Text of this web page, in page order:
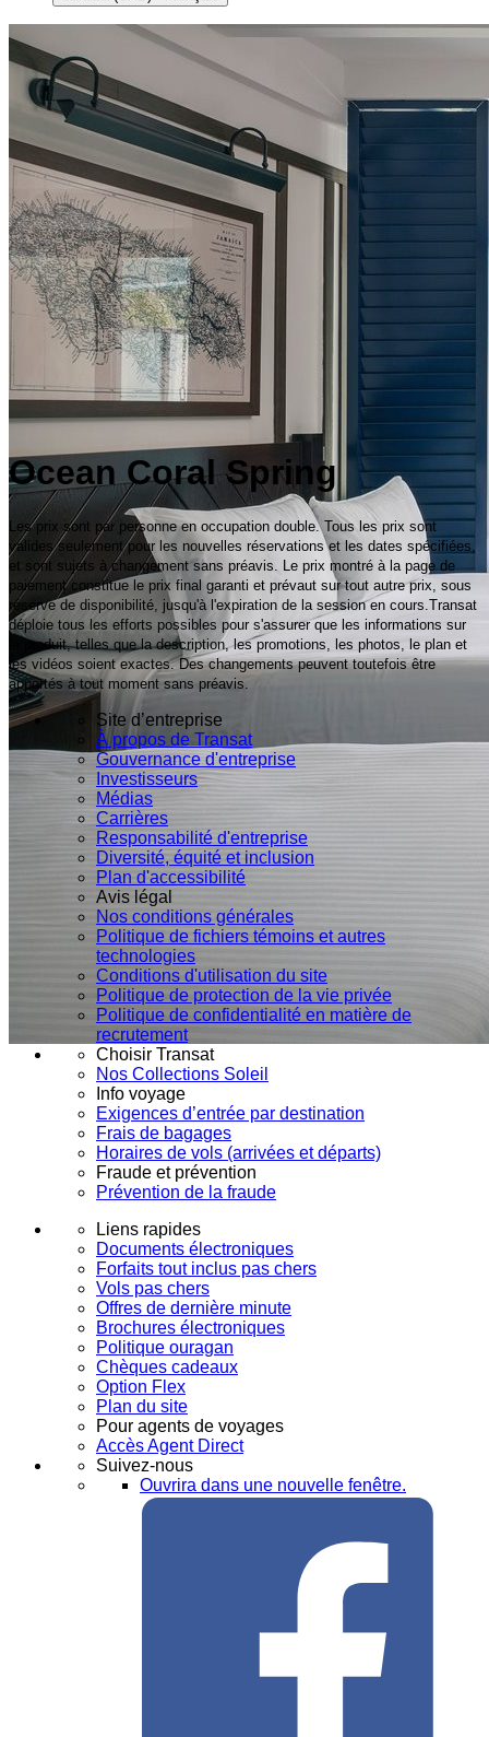
Ocean Coral Spring
Les prix sont par personne en occupation double. Tous les prix sont
valides seulement pour les nouvelles réservations et les dates spécifiées,
et sont sujets à changement sans préavis. Le prix montré à la page de
paiement constitue le prix final garanti et prévaut sur tout autre prix, sous
réserve de disponibilité, jusqu'à l'expiration de la session en cours.Transat
déploie tous les efforts possibles pour s'assurer que les informations sur
le produit, telles que la description, les promotions, les photos, le plan et
les vidéos soient exactes. Des changements peuvent toutefois être
apportés à tout moment sans préavis.
Site d’entreprise
À propos de Transat
Gouvernance d'entreprise
Investisseurs
Médias
Carrières
Responsabilité d'entreprise
Diversité, équité et inclusion
Plan d'accessibilité
Avis légal
Nos conditions générales
Politique de fichiers témoins et autres
technologies
Conditions d'utilisation du site
Politique de protection de la vie privée
Politique de confidentialité en matière de
recrutement
Choisir Transat
Nos Collections Soleil
Info voyage
Exigences d’entrée par destination
Frais de bagages
Horaires de vols (arrivées et départs)
Fraude et prévention
Prévention de la fraude
Liens rapides
Documents électroniques
Forfaits tout inclus pas chers
Vols pas chers
Offres de dernière minute
Brochures électroniques
Politique ouragan
Chèques cadeaux
Option Flex
Plan du site
Pour agents de voyages
Accès Agent Direct
Suivez-nous
Ouvrira dans une nouvelle fenêtre.